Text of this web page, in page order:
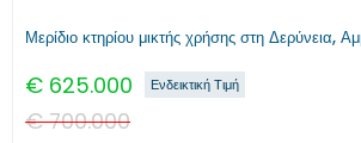
Μερίδιο κτηρίου μικτής χρήσης στη Δερύνεια,
€ 625.000 Ενδεικτική Τιμή
€700.000